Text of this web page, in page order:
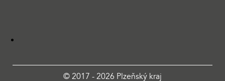
© 2017 - 2026 Plzeňský kraj